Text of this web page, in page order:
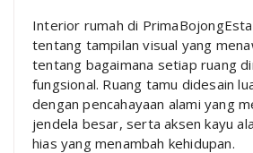
Interior rumah di
tentang tampilan visual yang
tentang bagaimana setiap ruang
fungsional. Ruang tamu didesain
dengan pencahayaan alami yang
jendela besar, serta aksen kayu
hias yang menambah kehidupan.